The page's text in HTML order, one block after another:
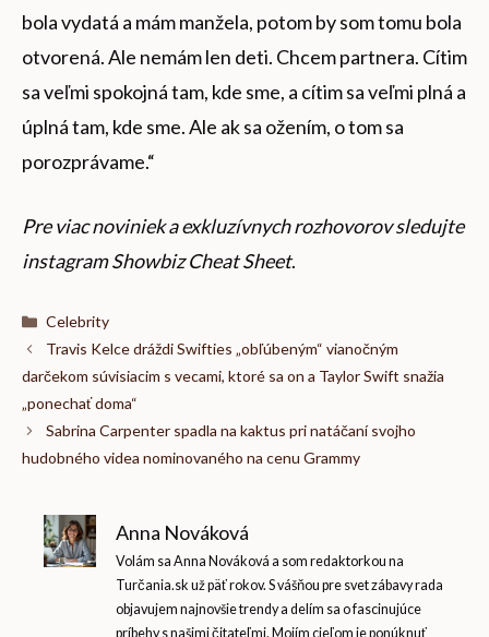
bola vydatá a mám manžela, potom by som tomu bola
otvorená. Ale nemám len deti. Chcem partnera. Cítim
sa veľmi spokojná tam, kde sme, a cítim sa veľmi plná a
úplná tam, kde sme. Ale ak sa ožením, o tom sa
porozprávame.“
Pre viac noviniek a exkluzívnych rozhovorov sledujte
instagram Showbiz Cheat Sheet.
Kategórie
Celebrity
Travis Kelce dráždi Swifties „obľúbeným“ vianočným
darčekom súvisiacim s vecami, ktoré sa on a Taylor Swift snažia
„ponechať doma“
Sabrina Carpenter spadla na kaktus pri natáčaní svojho
hudobného videa nominovaného na cenu Grammy
Anna Nováková
Volám sa Anna Nováková a som redaktorkou na
Turčania.sk už päť rokov. S vášňou pre svet zábavy rada
objavujem najnovšie trendy a delím sa o fascinujúce
príbehy s našimi čitateľmi. Mojím cieľom je ponúknuť